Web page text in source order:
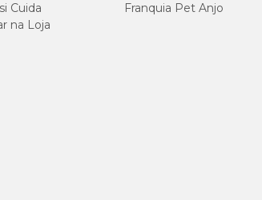
Cuida
na Loja
Franquia Pet Anjo